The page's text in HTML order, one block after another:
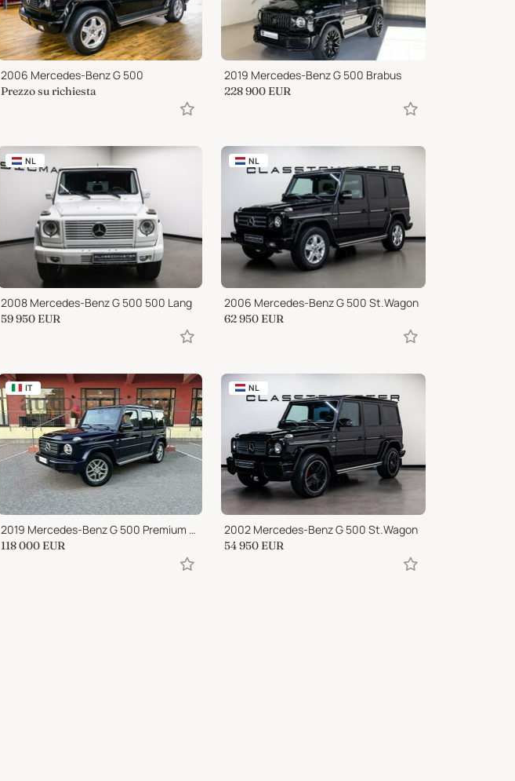
2006 Mercedes-Benz G 500
Prezzo su richiesta
2019 Mercedes-Benz G 500 Brabus
228 900 EUR
NL
2008 Mercedes-Benz G 500 500 Lang
59 950 EUR
NL
2006 Mercedes-Benz G 500 St.Wagon
62 950 EUR
IT
2019 Mercedes-Benz G 500 Premium 422cv auto
118 000 EUR
NL
2002 Mercedes-Benz G 500 St.Wagon
54 950 EUR